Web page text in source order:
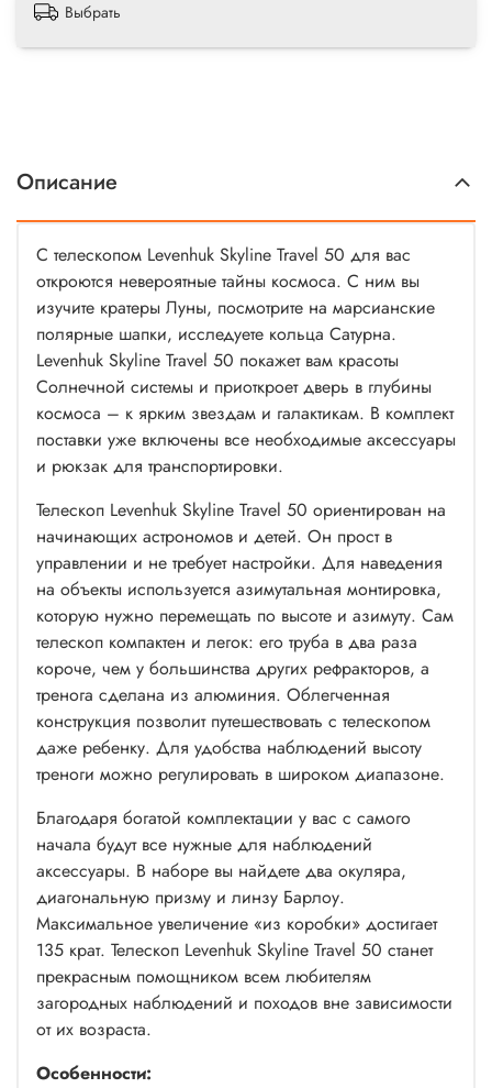
Выбрать
Описание
С телескопом Levenhuk Skyline Travel 50 для вас
откроются невероятные тайны космоса. С ним вы
изучите кратеры Луны, посмотрите на марсианские
полярные шапки, исследуете кольца Сатурна.
Levenhuk Skyline Travel 50 покажет вам красоты
Солнечной системы и приоткроет дверь в глубины
космоса – к ярким звездам и галактикам. В комплект
поставки уже включены все необходимые аксессуары
и рюкзак для транспортировки.
Телескоп Levenhuk Skyline Travel 50 ориентирован на
начинающих астрономов и детей. Он прост в
управлении и не требует настройки. Для наведения
на объекты используется азимутальная монтировка,
которую нужно перемещать по высоте и азимуту. Сам
телескоп компактен и легок: его труба в два раза
короче, чем у большинства других рефракторов, а
тренога сделана из алюминия. Облегченная
конструкция позволит путешествовать с телескопом
даже ребенку. Для удобства наблюдений высоту
треноги можно регулировать в широком диапазоне.
Благодаря богатой комплектации у вас с самого
начала будут все нужные для наблюдений
аксессуары. В наборе вы найдете два окуляра,
диагональную призму и линзу Барлоу.
Максимальное увеличение «из коробки» достигает
135 крат. Телескоп Levenhuk Skyline Travel 50 станет
прекрасным помощником всем любителям
загородных наблюдений и походов вне зависимости
от их возраста.
Особенности: